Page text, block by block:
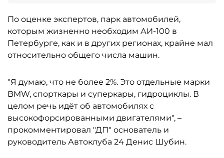
По оценке экспертов, парк автомобилей,
которым жизненно необходим АИ-100 в
Петербурге, как и в других регионах, крайне мал
относительно общего числа машин.
"Я думаю, что не более 2%. Это отдельные марки
BMW, спорткары и суперкары, гидроциклы. В
целом речь идёт об автомобилях с
высокофорсированными двигателями", –
прокомментировал "ДП" основатель и
руководитель Автоклуба 24 Денис Шубин.